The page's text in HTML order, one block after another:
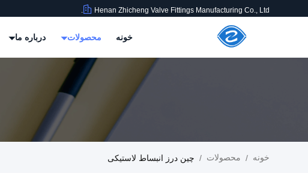
Henan Zhicheng Valve Fittings Manufacturing Co., Ltd.
خونه محصولات درباره ما
خونه / محصولات / چین درز انبساط لاستیکی